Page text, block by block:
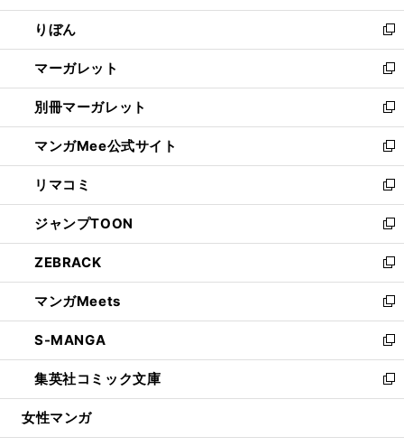
開
く
ウ
で
開
く
ン
ド
ウ
で
開
く
ウ
ィ
ン
ド
ウ
で
開
く
りぼん
新
し
い
ウ
ィ
ン
ド
ウ
で
開
く
マーガレット
新
し
い
ウ
ィ
ン
ド
ウ
で
開
く
別冊マーガレット
新
し
い
ウ
ィ
ン
ド
ウ
で
開
く
マンガMee公式サイト
新
し
い
ウ
ィ
ン
ド
ウ
で
開
く
リマコミ
新
し
い
ウ
ィ
ン
ド
ウ
で
開
く
ジャンプTOON
新
し
い
ウ
ィ
ン
ド
ウ
で
開
ZEBRACK
新
し
い
ウ
ィ
ン
ド
ウ
開
マンガMeets
新
し
い
ウ
ィ
ン
ウ
S-MANGA
新
し
い
ウ
ン
集英社コミック文庫
新
し
ウ
女性マンガ